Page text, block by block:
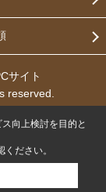
サイト
reserved.
向上検討を目的と
ください。